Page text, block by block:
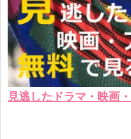
見逃したドラマ・映画